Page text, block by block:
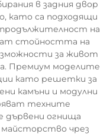
в задния двор
като са подходящи
продължителност на
стойността на
за живот
Премиум моделите
като решетки за
камъни и модулни
техните
дървени огнища
чрез